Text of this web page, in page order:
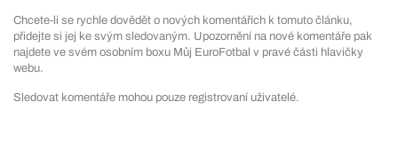
Chcete-li se rychle dovědět o nových komentářích k tomuto článku,
přidejte si jej ke svým sledovaným. Upozornění na nové komentáře pak
najdete ve svém osobním boxu Můj EuroFotbal v pravé části hlavičky
webu.
Sledovat komentáře mohou pouze registrovaní uživatelé.